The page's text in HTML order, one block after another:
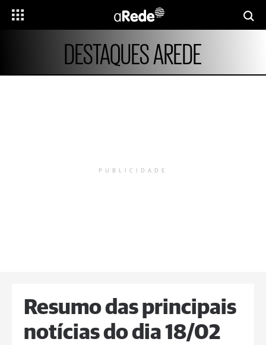
DESTAQUES AREDE
PUBLICIDADE
Resumo das principais
notícias do dia 18/02